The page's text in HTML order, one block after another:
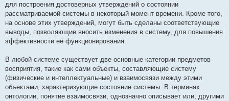
для построения достоверных утверждений о состоянии
рассматриваемой системы в некоторый момент времени. Кроме того,
на основе этих утверждений, могут быть сделаны соответствующие
выводы, позволяющие вносить изменения в систему, для повышения
эффективности её функционирования.
В любой системе существует две основные категории предметов
восприятия, такие как сами объекты, составляющие систему
(физические и интеллектуальные) и взаимосвязи между этими
объектами, характеризующие состояние системы. В терминах
онтологии, понятие взаимосвязи, однозначно описывает или, другими